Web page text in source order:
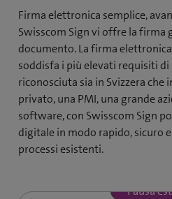
Firma elettronica semplice,
Swisscom Sign vi offre la firma
documento. La firma
soddisfa i più elevati requisiti di
riconosciuta sia in Svizzera che
privato, una PMI, una grande
software, con Swisscom Sign
digitale in modo rapido, sicuro
processi esistenti.
Pausa